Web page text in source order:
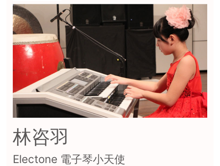
林咨羽
Electone 電子琴小天使